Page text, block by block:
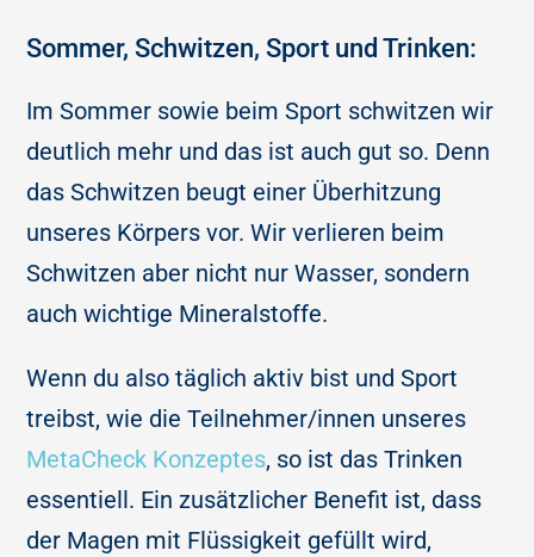
Sommer, Schwitzen, Sport und Trinken:
Im Sommer sowie beim Sport schwitzen wir
deutlich mehr und das ist auch gut so. Denn
das Schwitzen beugt einer Überhitzung
unseres Körpers vor. Wir verlieren beim
Schwitzen aber nicht nur Wasser, sondern
auch wichtige Mineralstoffe.
Wenn du also täglich aktiv bist und Sport
treibst, wie die Teilnehmer/innen unseres
MetaCheck Konzeptes, so ist das Trinken
essentiell. Ein zusätzlicher Benefit ist, dass
der Magen mit Flüssigkeit gefüllt wird,